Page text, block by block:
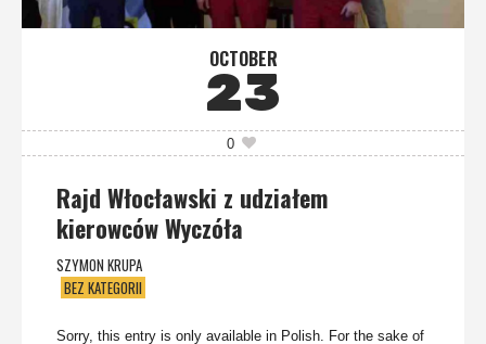
OCTOBER
23
0
Rajd Włocławski z udziałem
kierowców Wyczóła
SZYMON KRUPA
BEZ KATEGORII
Sorry, this entry is only available in Polish. For the sake of